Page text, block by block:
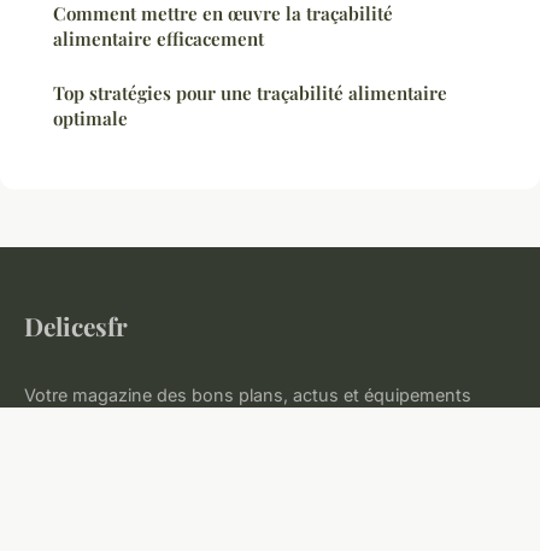
Comment mettre en œuvre la traçabilité
alimentaire efficacement
Top stratégies pour une traçabilité alimentaire
optimale
Delicesfr
Votre magazine des bons plans, actus et équipements